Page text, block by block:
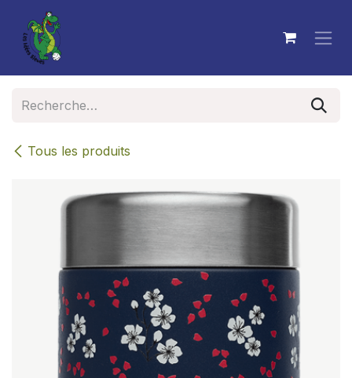
Se rendre au contenu
Tous les produits